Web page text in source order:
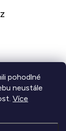
pohodlné
neustále
Více